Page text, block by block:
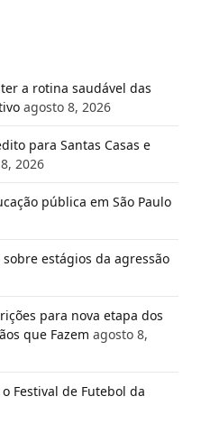
a rotina saudável das
agosto 8, 2026
para Santas Casas e
2026
pública em São Paulo
estágios da agressão
para nova etapa dos
que Fazem agosto 8,
Festival de Futebol da